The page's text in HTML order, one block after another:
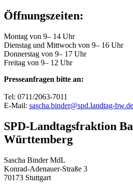
Öffnungszeiten:
Montag von 9– 14 Uhr
Dienstag und Mittwoch von 9– 16 Uhr
Donnerstag von 9– 17 Uhr
Freitag von 9– 12 Uhr
Presseanfragen bitte an:
Tel: 0711/2063-7011
E-Mail: sascha.binder@spd.landtag-bw.de
SPD-Landtagsfraktion
Württemberg
Sascha Binder MdL
Konrad-Adenauer-Straße 3
70173 Stuttgart